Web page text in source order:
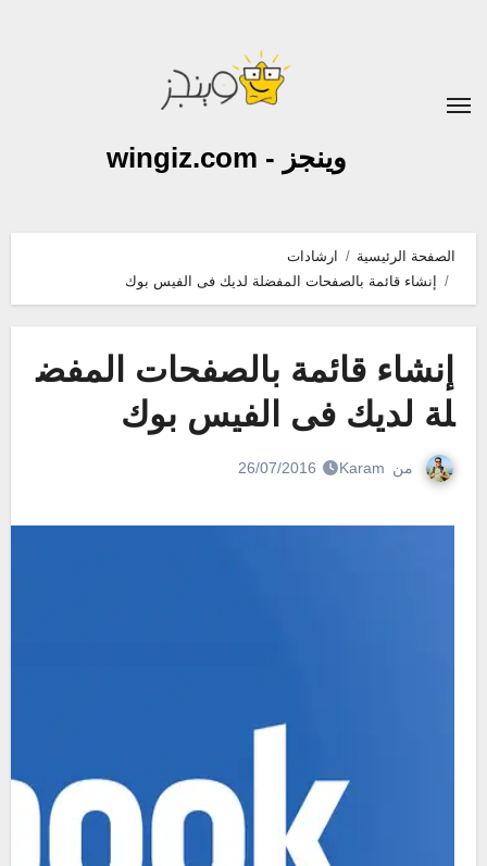
وينجز - wingiz.com
الصفحة الرئيسية
ارشادات
إنشاء قائمة بالصفحات المفضلة لديك فى الفيس بوك
إنشاء قائمة بالصفحات المفض
لة لديك فى الفيس بوك
من Karam
26/07/2016